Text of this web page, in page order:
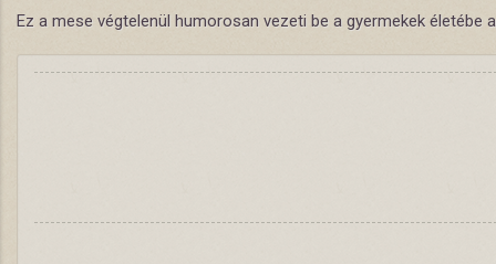
Ez a mese végtelenül humorosan vezeti be a gyermekek